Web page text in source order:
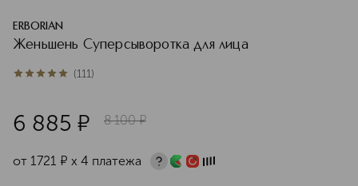
ERBORIAN
Женьшень Суперсыворотка для лица
4.9из 5111 (111)
6 885 ¤ 8 100 ¤
от 1721 ¤ х 4 платежа